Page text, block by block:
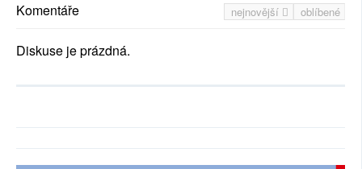
nejnovější oblíbené
Komentáře
Diskuse je prázdná.